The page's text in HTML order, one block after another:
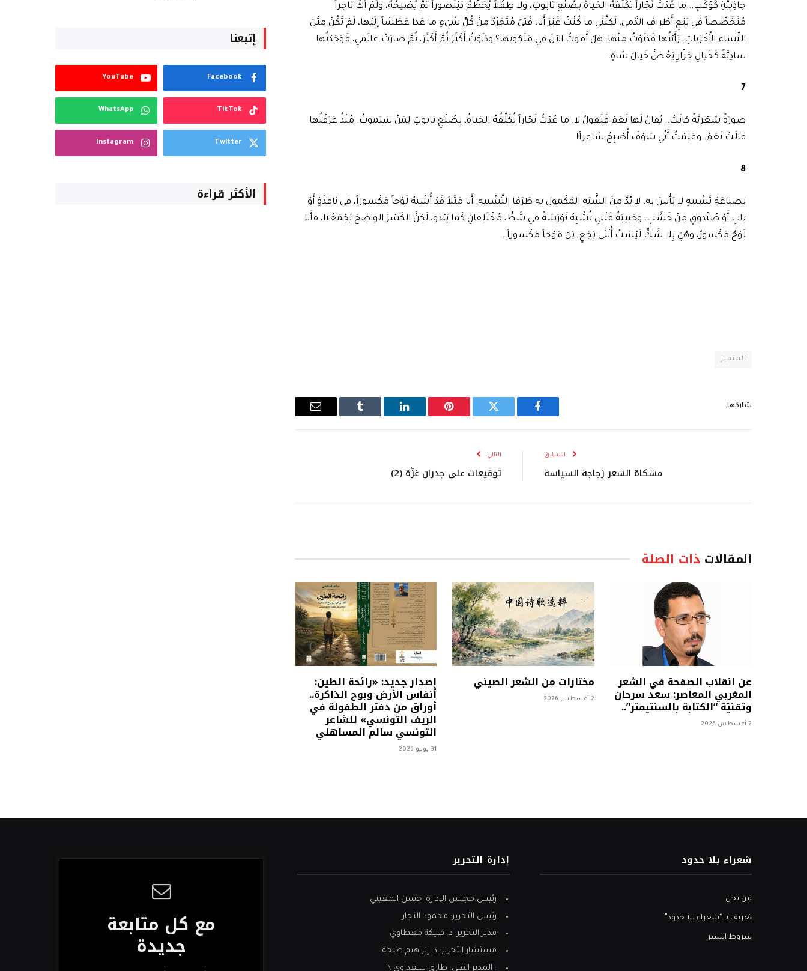
جاذِبِيَّةِ كَوْكَبٍ.. ما عُدْتُ نَجّاراً تُكَلِّفُهُ الحَياةُ بِصُنْعِ تابوتٍ، ولا طِفْلاً يُحَطِّمُ دَيْنَصوراً ثُمَّ يُصْلِحُهُ، ولَمْ أَكُ تاجِراً
مُتَخَصِّصاً في بَيْعِ أَطْرافِ الدُّمى، لَكِنَّني ما كُنْتُ غَيْرَ أَنا، فَتىً مُتَجَرِّدٌ مِنْ كُلِّ شَيْءٍ ما عَدا عَطَشاً إِلَيْها، لَمْ تَكُنْ مِثْلَ
النِّساءِ الأُخْرَياتِ، رَأَيْتُها فَدَنَوْتُ مِنْها. هَلْ أَموتُ الآنَ في مَلَكوتِها؟ ودَنَوْتُ أَكْثَرَ ثُمَّ أَكْثَرَ، ثُمَّ صارَتْ عالَمي، فَوَجَدْتُها
سادِيَّةً كَخَيالِ جَزّارٍ يَعُضُّ خَيالَ شاةٍ.
7
صورَةً شِعْرِيَّةً كانَتْ.. يُقالُ لَها نَعَمْ فَتَقولُ لا. ما عُدْتُ نَجّاراً تُكَلِّفُهُ الحَياةُ، بِصُنْعِ تابوتٍ لِمَنْ سَيَموتُ. مُنْذُ عَرَفْتُها
قالَتْ نَعَمْ. وعَلِمْتُ أَنّي سَوْفَ أُصْبِحُ شاعِراً!
8
لِصِناعَةِ تَشْبيهٍ لا بَأْسَ بِهِ، لا بُدَّ مِنَ الشَّبَهِ المَكْمولِ بِهِ طَرَفا التَّشْبيهِ: أَنا مَثَلاً قَدْ أُشْبِهُ لَوْحاً مَكْسوراً، في نافِذَةٍ أَوْ
بابٍ أَوْ صُنْدوقٍ مِنْ خَشَبٍ، وحَبيبَةُ قَلْبي تُشْبِهُ نَوْرَسَةً في شَطٍّ، مُخْتَلِفانِ كَما يَبْدو، لَكِنَّ الكَسْرَ الواضِحَ يَجْمَعُنا، فأَنا
لَوْحٌ مَكْسورٌ، وهْيَ بِلا شَكٍّ لَيْسَتْ أُنْثى بَجَعٍ، بَلْ مَوْجاً مَكْسوراً..
المتميز
شاركها.
فيسبوك تويتر بينتيريستلينكدإن Tumblr
البريد
السابق
مشكاة الشعر زجاجة السياسة
التالي
توقيعات على جدران غزّة (2)
المقالات ذات الصلة
عن انقلاب الصفحة في الشعر
المغربي المعاصر: سعد سرحان
وتقنيّة “الكتابة بالسنتيمتر”..
2 أغسطس 2026
مختارات من الشعر الصيني
2 أغسطس 2026
إصدار جديد: «رائحة الطين:
أنفاس الأرض وبوح الذاكرة..
أوراق من دفتر الطفولة في
الريف التونسي» للشاعر
التونسي سالم المساهلي
31 يوليو 2026
إتبعنا
Facebook
YouTube
TikTok
WhatsApp
Twitter
Instagram
الأكثر قراءة
شعراء بلا حدود
من نحن
تعريف بـ “شعراء بلا حدود”
شروط النشر
إدارة التحرير
رئيس مجلس الإدارة: حسن المعيني
رئيس التحرير: محمود النجار
مدير التحرير: د. مليكة معطاوي
مستشار التحرير: د. إبراهيم طلحة
: المدير الفني: طارق سعداوي \
مع كل متابعة
جديدة